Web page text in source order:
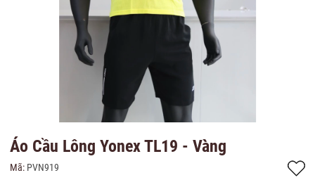
Áo Cầu Lông Yonex TL19 - Vàng
Mã: PVN919